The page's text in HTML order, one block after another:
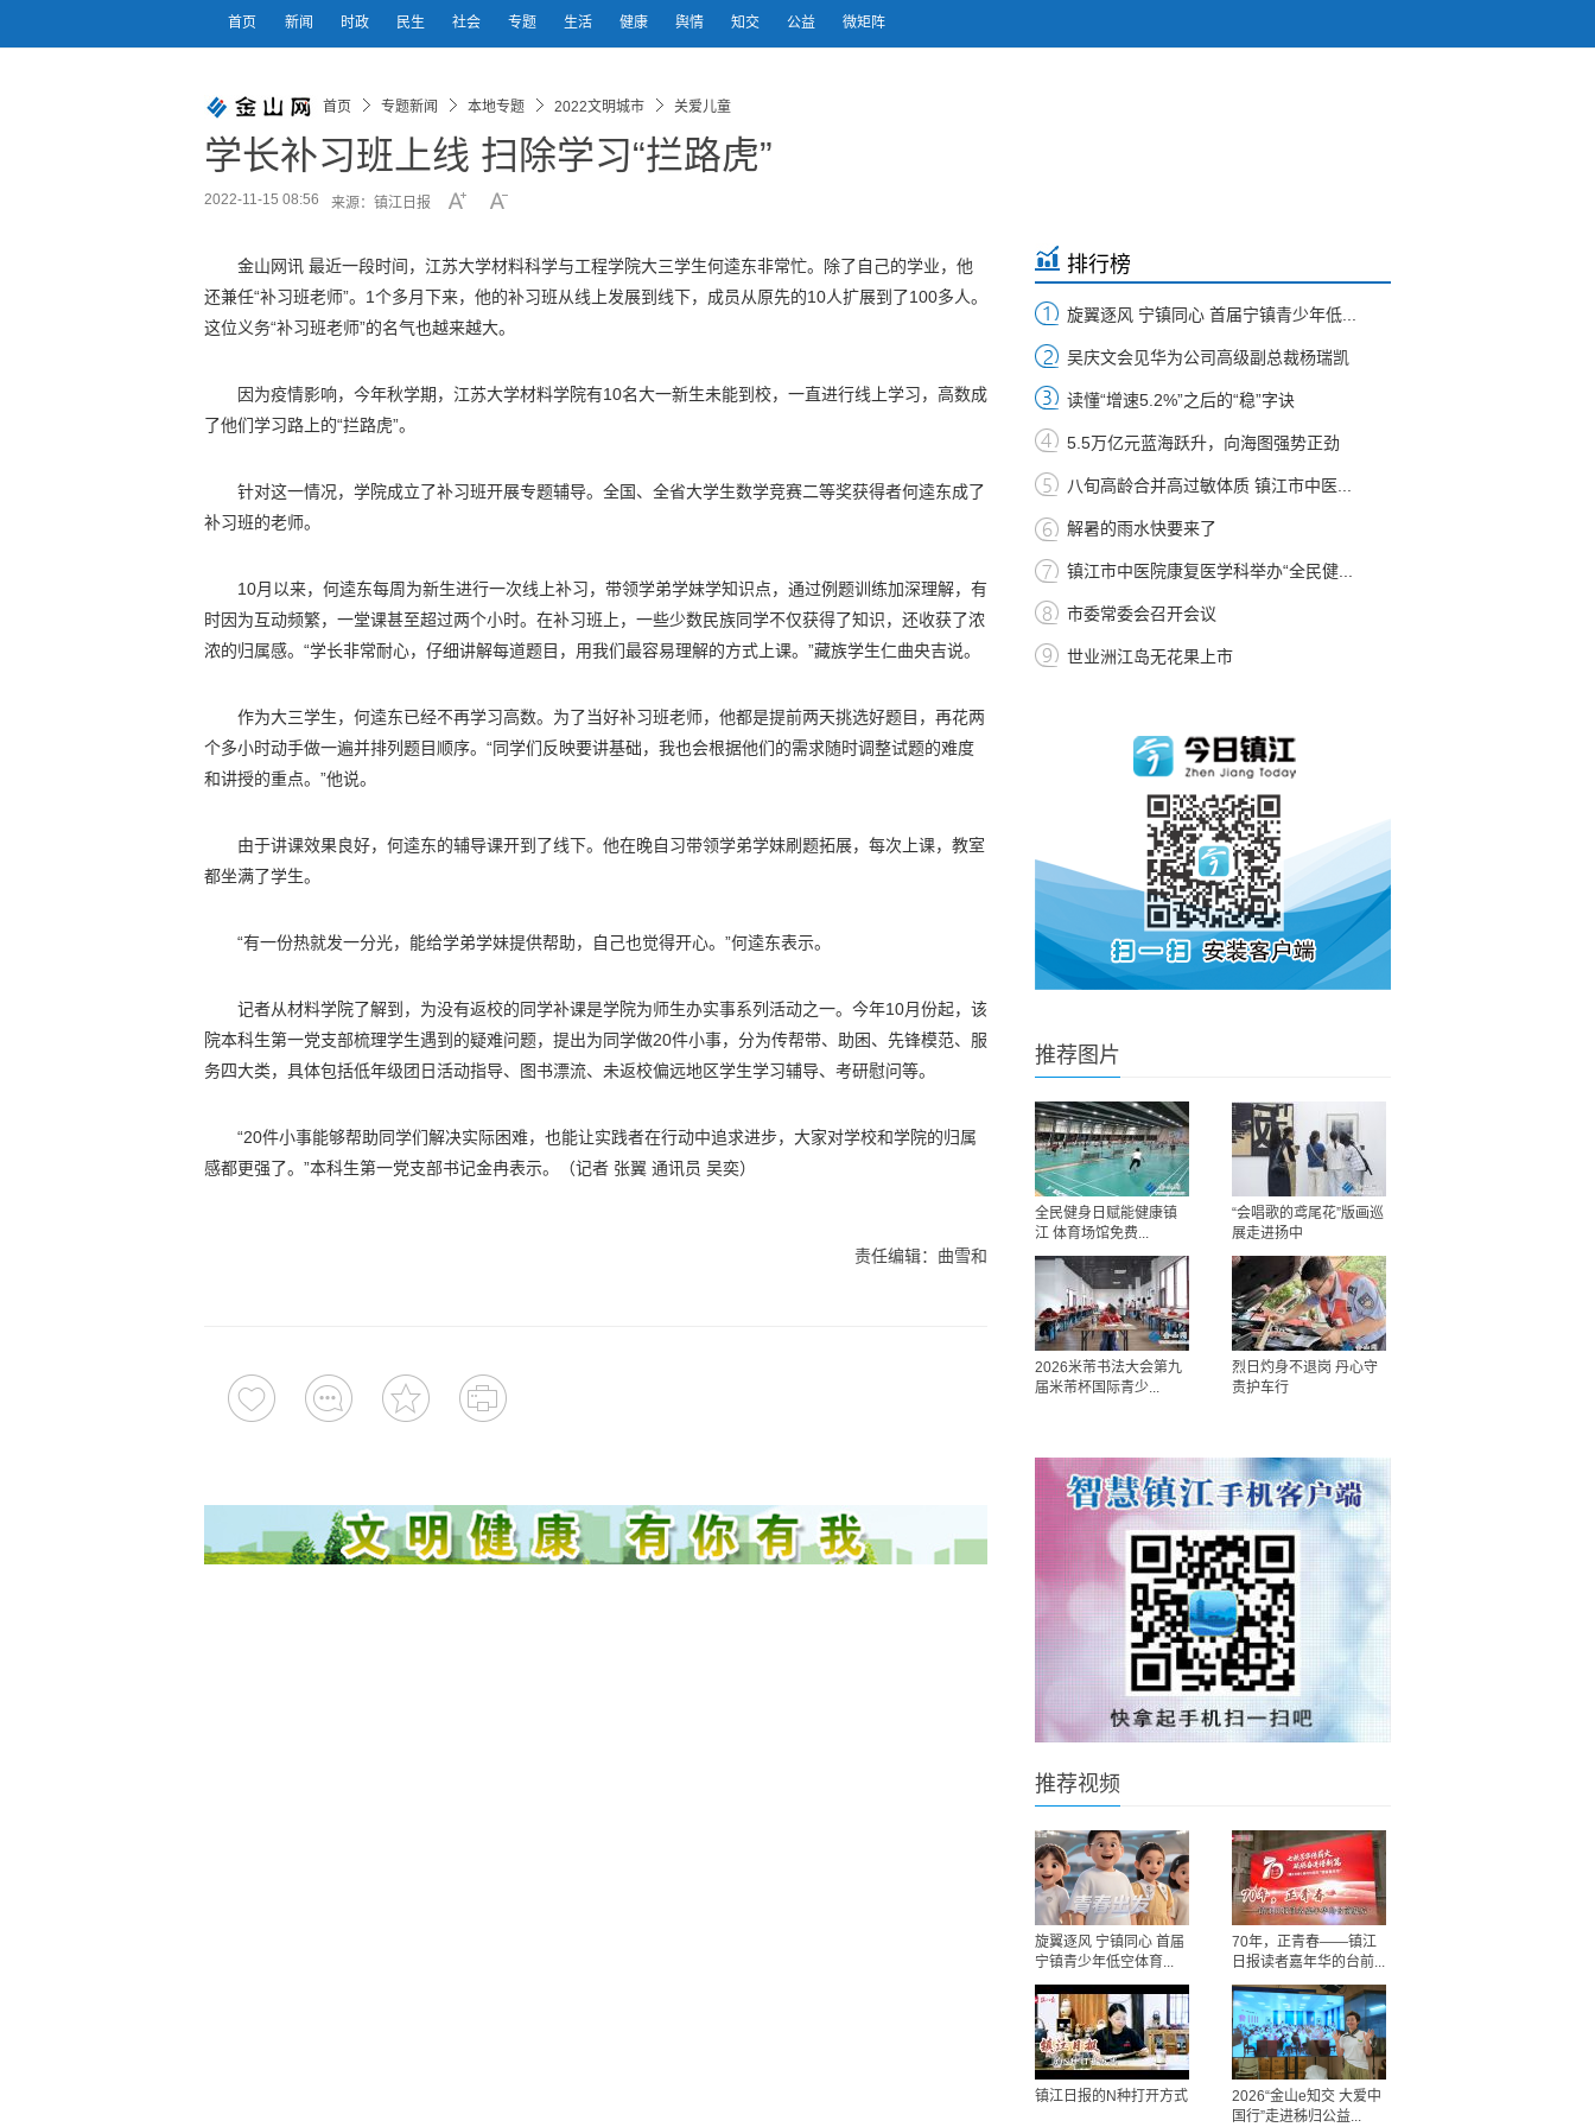
首页 新闻 时政 民生 社会 专题 生活 健康 舆情 知交 公益 微矩阵
首页 专题新闻 本地专题 2022文明城市 关爱儿童
学长补习班上线 扫除学习“拦路虎”
2022-11-15 08:56 来源：镇江日报
金山网讯 最近一段时间，江苏大学材料科学与工程学院大三学生何逵东非常忙。除了自己的学业，他
还兼任“补习班老师”。1个多月下来，他的补习班从线上发展到线下，成员从原先的10人扩展到了100多人。
这位义务“补习班老师”的名气也越来越大。
因为疫情影响，今年秋学期，江苏大学材料学院有10名大一新生未能到校，一直进行线上学习，高数成
了他们学习路上的“拦路虎”。
针对这一情况，学院成立了补习班开展专题辅导。全国、全省大学生数学竞赛二等奖获得者何逵东成了
补习班的老师。
10月以来，何逵东每周为新生进行一次线上补习，带领学弟学妹学知识点，通过例题训练加深理解，有
时因为互动频繁，一堂课甚至超过两个小时。在补习班上，一些少数民族同学不仅获得了知识，还收获了浓
浓的归属感。“学长非常耐心，仔细讲解每道题目，用我们最容易理解的方式上课。”藏族学生仁曲央吉说。
作为大三学生，何逵东已经不再学习高数。为了当好补习班老师，他都是提前两天挑选好题目，再花两
个多小时动手做一遍并排列题目顺序。“同学们反映要讲基础，我也会根据他们的需求随时调整试题的难度
和讲授的重点。”他说。
由于讲课效果良好，何逵东的辅导课开到了线下。他在晚自习带领学弟学妹刷题拓展，每次上课，教室
都坐满了学生。
“有一份热就发一分光，能给学弟学妹提供帮助，自己也觉得开心。”何逵东表示。
记者从材料学院了解到，为没有返校的同学补课是学院为师生办实事系列活动之一。今年10月份起，该
院本科生第一党支部梳理学生遇到的疑难问题，提出为同学做20件小事，分为传帮带、助困、先锋模范、服
务四大类，具体包括低年级团日活动指导、图书漂流、未返校偏远地区学生学习辅导、考研慰问等。
“20件小事能够帮助同学们解决实际困难，也能让实践者在行动中追求进步，大家对学校和学院的归属
感都更强了。”本科生第一党支部书记金冉表示。（记者 张翼 通讯员 吴奕）
责任编辑：曲雪和
排行榜
旋翼逐风 宁镇同心 首届宁镇青少年低...
吴庆文会见华为公司高级副总裁杨瑞凯
读懂“增速5.2%”之后的“稳”字诀
5.5万亿元蓝海跃升，向海图强势正劲
八旬高龄合并高过敏体质 镇江市中医...
解暑的雨水快要来了
镇江市中医院康复医学科举办“全民健...
市委常委会召开会议
世业洲江岛无花果上市
推荐图片
全民健身日赋能健康镇
江 体育场馆免费...
“会唱歌的鸢尾花”版画巡
展走进扬中
2026米芾书法大会第九
届米芾杯国际青少...
烈日灼身不退岗 丹心守
责护车行
推荐视频
旋翼逐风 宁镇同心 首届
宁镇青少年低空体育...
70年，正青春——镇江
日报读者嘉年华的台前...
镇江日报的N种打开方式
2026“金山e知交 大爱中
国行”走进秭归公益...